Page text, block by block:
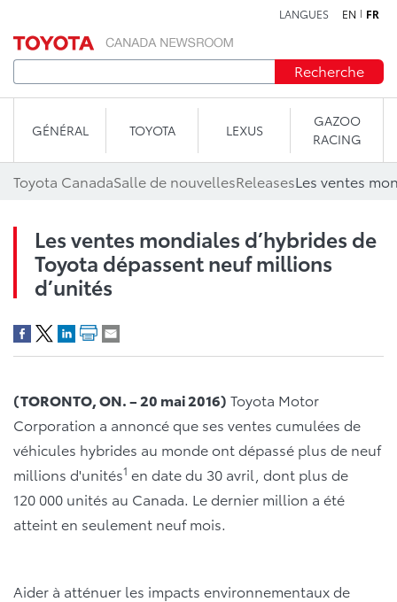
LANGUES EN FR
Recherche
GÉNÉRAL TOYOTA LEXUS
GAZOO
RACING
Toyota CanadaSalle de nouvellesReleases
Les ventes mondiales d’hybrides de
Toyota dépassent neuf millions
d’unités
(TORONTO, ON. – 20 mai 2016) Toyota Motor
Corporation a annoncé que ses ventes cumulées de
véhicules hybrides au monde ont dépassé plus de neuf
millions d'unités1 en date du 30 avril, dont plus de
120 000 unités au Canada. Le dernier million a été
atteint en seulement neuf mois.
Aider à atténuer les impacts environnementaux de